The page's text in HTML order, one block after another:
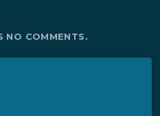
NO COMMENTS.